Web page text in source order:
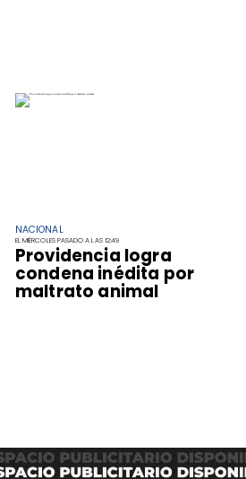
NACIONAL
EL MIÉRCOLES PASADO A LAS 12:49
Providencia logra
condena inédita por
maltrato animal